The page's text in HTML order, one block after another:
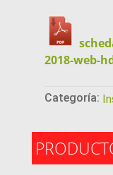
2018-web-
Categoría: